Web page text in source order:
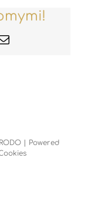
Email
RODO | Powered